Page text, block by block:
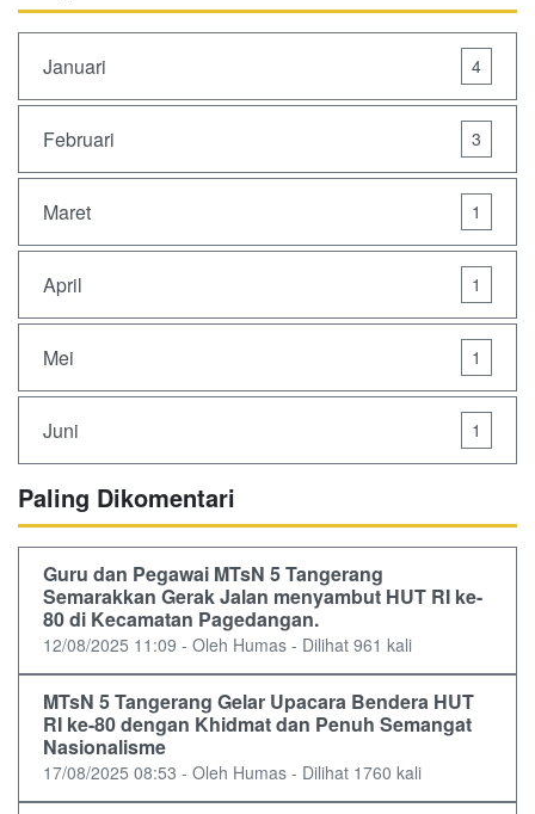
Januari 4
Februari 3
Maret 1
April 1
Mei 1
Juni 1
Paling Dikomentari
Guru dan Pegawai MTsN 5 Tangerang
Semarakkan Gerak Jalan menyambut HUT RI ke-
80 di Kecamatan Pagedangan.
12/08/2025 11:09 - Oleh Humas - Dilihat 961 kali
MTsN 5 Tangerang Gelar Upacara Bendera HUT
RI ke-80 dengan Khidmat dan Penuh Semangat
Nasionalisme
17/08/2025 08:53 - Oleh Humas - Dilihat 1760 kali